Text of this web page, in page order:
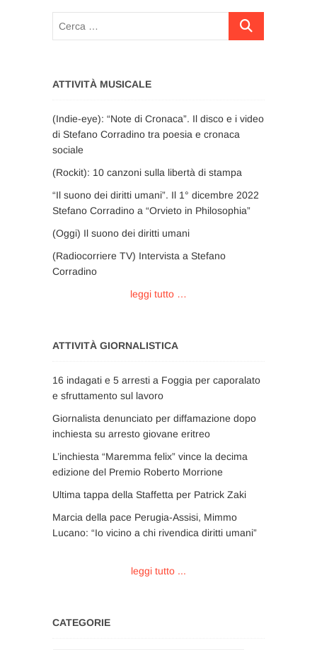
Cerca
ATTIVITÀ MUSICALE
(Indie-eye): “Note di Cronaca”. Il disco e i video
di Stefano Corradino tra poesia e cronaca
sociale
(Rockit): 10 canzoni sulla libertà di stampa
“Il suono dei diritti umani”. Il 1° dicembre 2022
Stefano Corradino a “Orvieto in Philosophia”
(Oggi) Il suono dei diritti umani
(Radiocorriere TV) Intervista a Stefano
Corradino
leggi tutto …
ATTIVITÀ GIORNALISTICA
16 indagati e 5 arresti a Foggia per caporalato
e sfruttamento sul lavoro
Giornalista denunciato per diffamazione dopo
inchiesta su arresto giovane eritreo
L’inchiesta “Maremma felix” vince la decima
edizione del Premio Roberto Morrione
Ultima tappa della Staffetta per Patrick Zaki
Marcia della pace Perugia-Assisi, Mimmo
Lucano: “Io vicino a chi rivendica diritti umani”
leggi tutto ...
CATEGORIE